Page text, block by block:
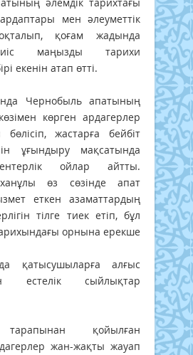
әлемдік тарихтағы
мен әлеуметтік
қоғам жадында
маңызды тарихи
екенін атап өтті.
Чернобыль апатының
көрген ардагерлер
бөлісіп, жастарға бейбіт
ұғындыру мақсатында
ойлар айтты.
өз сөзінде апат
еткен азаматтардың
тілге тиек етіп, бұл
орнына ерекше
қатысушыларға алғыс
естелік сыйлықтар
тарапынан қойылған
жан-жақты жауап